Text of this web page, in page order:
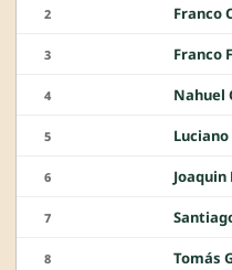
2 Franco
3 Franco
4 Nahuel
5
6 Joaquin
7
8 Tomás